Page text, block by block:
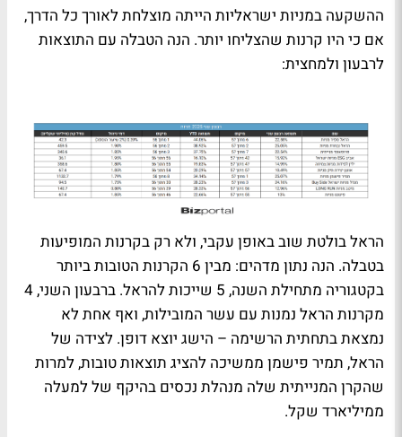
ההשקעה במניות ישראליות הייתה מוצלחת לאורך כל הדרך,
אם כי היו קרנות שהצליחו יותר. הנה הטבלה עם התוצאות
לרבעון ולמחצית:
הראלבולטת שוב באופן עקבי, ולא רק בקרנות המופיעות
בטבלה. הנה נתון מדהים: מבין 6 הקרנות הטובות ביותר
בקטגוריה מתחילת השנה, 5 שייכות להראל. ברבעון השני, 4
מקרנות הראל נמנות עם עשר המובילות, ואף אחת לא
נמצאת בתחתית הרשימה – הישג יוצא דופן. לצידה של
הראל, תמיר פישמן ממשיכה להציג תוצאות טובות, למרות
שהקרן המנייתית שלה מנהלת נכסים בהיקף של למעלה
ממיליארד שקל.